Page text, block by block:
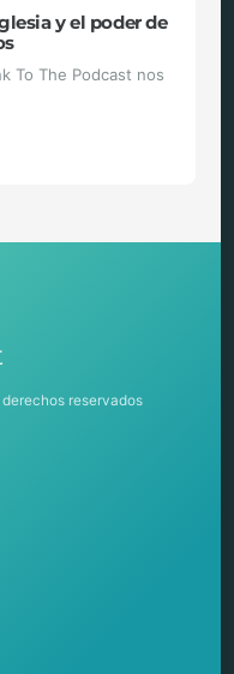
y el poder de
To The Podcast nos
reservados